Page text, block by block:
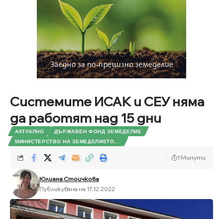
Системите ИСАК и СЕУ няма
да работят над 15 дни
АКТУАЛНО
ДЪРЖАВЕН ФОНД ЗЕМЕДЕЛИЕ
МИНИСТЕРСТВО НА ЗЕМЕДЕЛИЕТО,...
Юлиана Стоичкова
Публикувана на 17.12.2022
1 Минути